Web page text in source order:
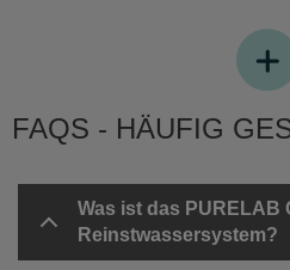
FAQS - HÄUFIG
Was ist das PURELAB
Reinstwassersystem?